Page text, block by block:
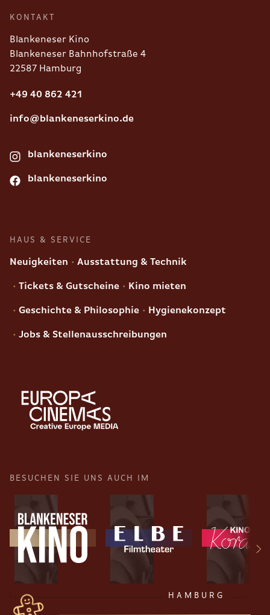
KONTAKT
Blankeneser Kino
Blankeneser Bahnhofstraße 4
22587 Hamburg
+49 40 862 421
info@blankeneserkino.de
blankeneserkino
blankeneserkino
HAUS & SERVICE
Neuigkeiten Ausstattung & Technik
Tickets & Gutscheine Kino mieten
Geschichte & Philosophie Hygienekonzept
Jobs & Stellenausschreibungen
BESUCHEN SIE UNS AUCH IM
HAMBURG